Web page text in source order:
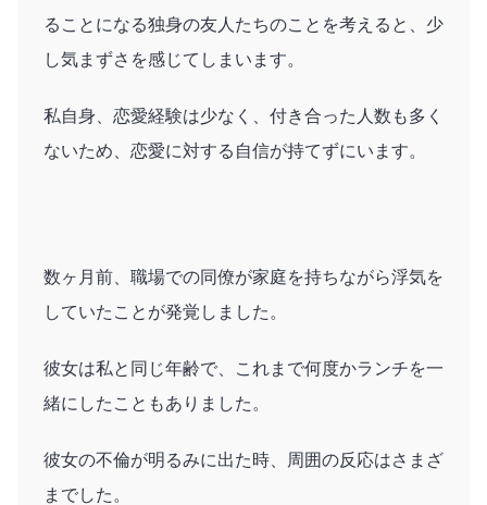
ることになる独身の友人たちのことを考えると、少
し気まずさを感じてしまいます。
私自身、恋愛経験は少なく、付き合った人数も多く
ないため、恋愛に対する自信が持てずにいます。
数ヶ月前、職場での同僚が家庭を持ちながら浮気を
していたことが発覚しました。
彼女は私と同じ年齢で、これまで何度かランチを一
緒にしたこともありました。
彼女の不倫が明るみに出た時、周囲の反応はさまざ
までした。